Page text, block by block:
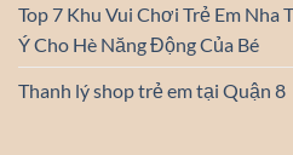
Top 7 Khu Vui Chơi Trẻ Em Nha
Ý Cho Hè Năng Động Của Bé
Thanh lý shop trẻ em tại Quận 8